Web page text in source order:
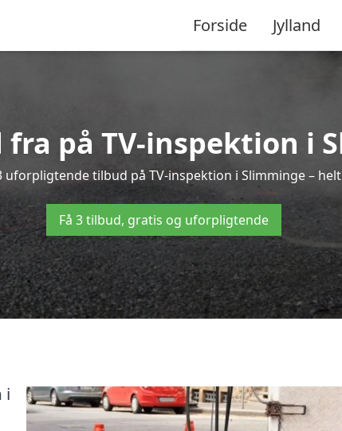
Forside Jylland
fra på TV-inspektion i
uforpligtende tilbud på TV-inspektion i Slimminge –
Få 3 tilbud, gratis og uforpligtende
i